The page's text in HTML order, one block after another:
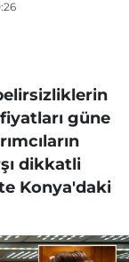
güne
dikkatli
Konya'daki